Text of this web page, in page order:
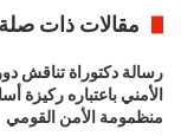
مقالات ذات صلة
رسالة دكتوراة تناقش
الأمني باعتباره ركيزة
منظمومة الأمن القومي